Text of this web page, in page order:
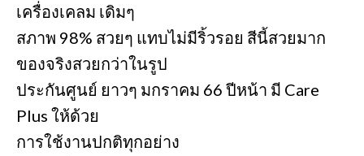
เครื่องเคลม เดิมๆ
สภาพ 98% สวยๆ แทบไม่มีริ้วรอย สีนี้สวยมาก
ของจริงสวยกว่าในรูป
ประกันศูนย์ ยาวๆ มกราคม 66 ปีหน้า มี Care
Plus ให้ด้วย
การใช้งานปกติทุกอย่าง